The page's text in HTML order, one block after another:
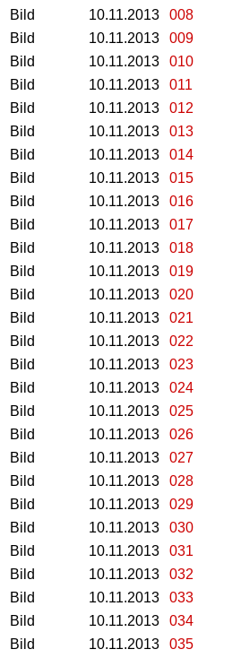
Bild 10.11.2013
008
Bild 10.11.2013
009
Bild 10.11.2013
010
Bild 10.11.2013
011
Bild 10.11.2013
012
Bild 10.11.2013
013
Bild 10.11.2013
014
Bild 10.11.2013
015
Bild 10.11.2013
016
Bild 10.11.2013
017
Bild 10.11.2013
018
Bild 10.11.2013
019
Bild 10.11.2013
020
Bild 10.11.2013
021
Bild 10.11.2013
022
Bild 10.11.2013
023
Bild 10.11.2013
024
Bild 10.11.2013
025
Bild 10.11.2013
026
Bild 10.11.2013
027
Bild 10.11.2013
028
Bild 10.11.2013
029
Bild 10.11.2013
030
Bild 10.11.2013
031
Bild 10.11.2013
032
Bild 10.11.2013
033
Bild 10.11.2013
034
Bild 10.11.2013
035